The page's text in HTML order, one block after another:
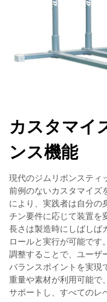
カスタマイ
ンス機能
現代のジムリボンスティ
前例のないカスタマイズ
により、実践者は自分の
チン要件に応じて装置を
長さは製造時にしばしば
ロールと実行が可能です
調整することで、ユーザ
バランスポイントを実現
重量や素材が利用可能で
サポートし、すべてのレ